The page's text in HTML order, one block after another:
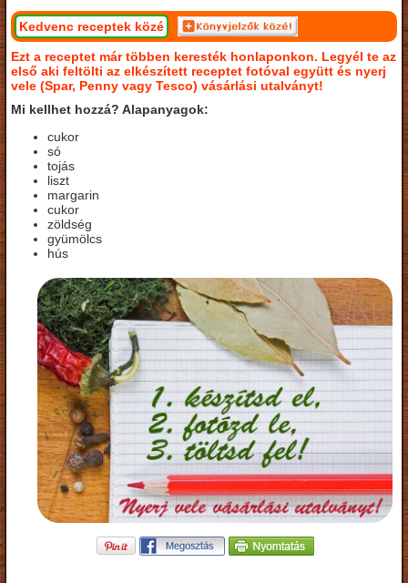
Kedvenc receptek közé
Ezt a receptet már többen keresték honlaponkon. Legyél te az
első aki feltölti az elkészített receptet fotóval együtt és nyerj
vele (Spar, Penny vagy Tesco) vásárlási utalványt!
Mi kellhet hozzá? Alapanyagok:
cukor
só
tojás
liszt
margarin
cukor
zöldség
gyümölcs
hús